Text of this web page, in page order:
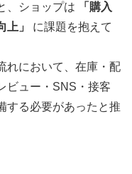
、ショップは
「購入
」
に課題を抱えて
れにおいて、在庫・配
ビュー・SNS・接客
する必要があったと推